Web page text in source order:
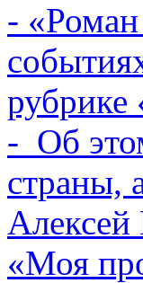
- «Роман
рубрике
- Об
страны,
Алексей
«Моя